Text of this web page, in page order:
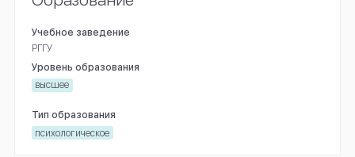
Учебное заведение
РГГУ
Уровень образования
высшее
Тип образования
психологическое